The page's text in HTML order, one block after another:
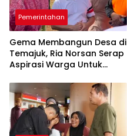
Pemerintahan
Gema Membangun Desa di
Temajuk, Ria Norsan Serap
Aspirasi Warga Untuk